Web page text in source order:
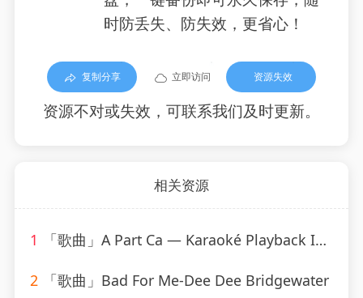
时防丢失、防失效，更省心！
复制分享 立即访问 资源失效
资源不对或失效，可联系我们及时更新。
相关资源
1 「歌曲」A Part Ca — Karaoké Playback Instrumental — Rendu Célèbre Par Jacques Dutronc-Karaoke
2 「歌曲」Bad For Me-Dee Dee Bridgewater